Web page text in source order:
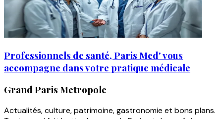
Professionnels de santé, Paris Med' vous
accompagne dans votre pratique médicale
Grand Paris Metropole
Actualités, culture, patrimoine, gastronomie et bons plans.